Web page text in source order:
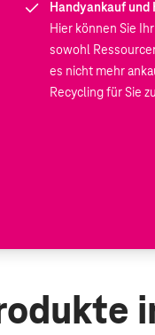
Handyankauf
Hier können Sie
sowohl
es nicht mehr
Recycling für Sie